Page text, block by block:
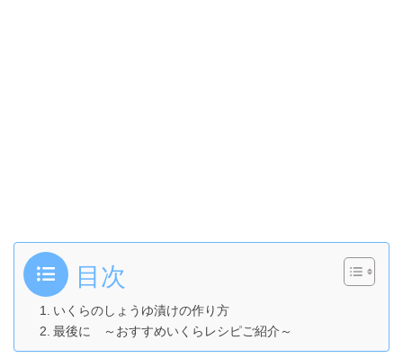
目次
いくらのしょうゆ漬けの作り方
最後に ～おすすめいくらレシピご紹介～